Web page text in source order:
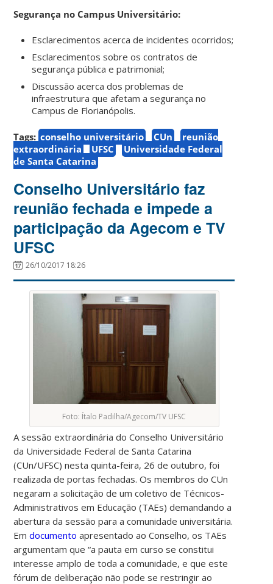
Segurança no Campus Universitário:
Esclarecimentos acerca de incidentes ocorridos;
Esclarecimentos sobre os contratos de
segurança pública e patrimonial;
Discussão acerca dos problemas de
infraestrutura que afetam a segurança no
Campus de Florianópolis.
Tags: conselho universitário CUn
reunião
extraordinária
UFSC
Universidade Federal
de Santa Catarina
Conselho Universitário faz
reunião fechada e impede a
participação da Agecom e TV
UFSC
26/10/2017 18:26
Foto: Ítalo Padilha/Agecom/TV UFSC
A sessão extraordinária do Conselho Universitário
da Universidade Federal de Santa Catarina
(CUn/UFSC) nesta quinta-feira, 26 de outubro, foi
realizada de portas fechadas. Os membros do CUn
negaram a solicitação de um coletivo de Técnicos-
Administrativos em Educação (TAEs) demandando a
abertura da sessão para a comunidade universitária.
Emdocumento apresentado ao Conselho,os TAEs
argumentam que “a pauta em curso se constitui
interesse amplo de toda a comunidade, e que este
fórum de deliberação não pode se restringir ao